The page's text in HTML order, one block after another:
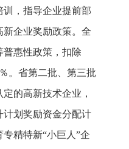
，指导企业提前部
企业奖励政策。全
惠性政策，扣除
。省第二批、第三批
的高新技术企业，
计划奖励资金分配计
精特新“小巨人”企